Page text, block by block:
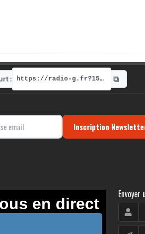
: https://radio-g.fr?15560 ⧉
Inscription
Envoyer